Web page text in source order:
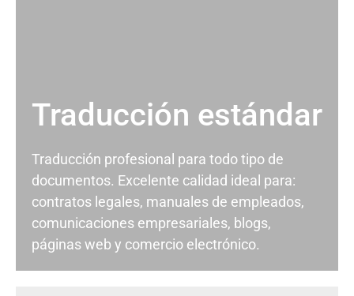
Traducción estándar
Traducción profesional para todo tipo de
documentos. Excelente calidad ideal para:
contratos legales, manuales de empleados,
comunicaciones empresariales, blogs,
páginas web y comercio electrónico.